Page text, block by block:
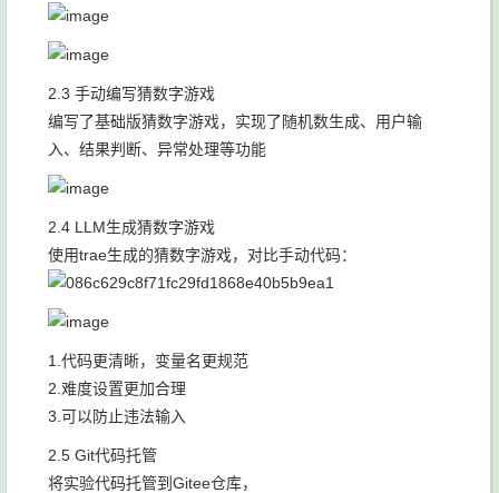
2.3 手动编写猜数字游戏
编写了基础版猜数字游戏，实现了随机数生成、用户输
入、结果判断、异常处理等功能
2.4 LLM生成猜数字游戏
使用trae生成的猜数字游戏，对比手动代码：
1.代码更清晰，变量名更规范
2.难度设置更加合理
3.可以防止违法输入
2.5 Git代码托管
将实验代码托管到Gitee仓库，